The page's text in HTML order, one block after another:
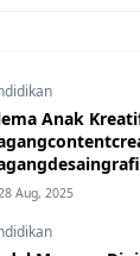
Anak
Aug, 2025